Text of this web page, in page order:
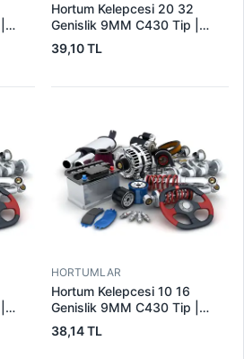
Hortum Kelepcesi 20 32
Genislik 9MM C430 Tip |
ERBI C430 20-32
39,10 TL
HORTUMLAR
Hortum Kelepcesi 10 16
Genislik 9MM C430 Tip |
ERBI C430 10-16
38,14 TL